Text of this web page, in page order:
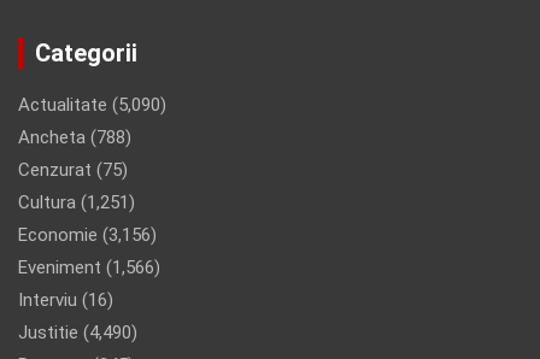
Categorii
Actualitate (5,090)
Ancheta (788)
Cenzurat (75)
Cultura (1,251)
Economie (3,156)
Eveniment (1,566)
Interviu (16)
Justitie (4,490)